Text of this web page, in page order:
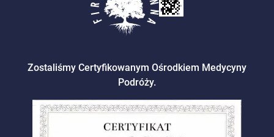
Zostaliśmy Certyfikowanym Ośrodkiem Medycyny
Podróży.